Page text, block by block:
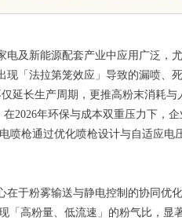
电及新能源配套产业中应用广泛，
现「法拉第笼效应」导致的漏喷、
延长生产周期，更推高粉末消耗
2026年环保与成本双重压力下，
喷枪通过优化喷枪设计与自适应电
在于粉雾输送与静电控制的协同优
现「高粉量、低流速」的粉气比，